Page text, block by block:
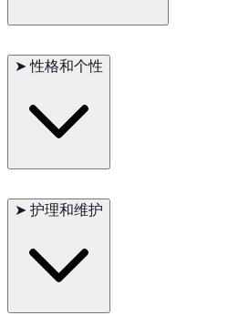
适应新环境和新面孔。曼岛猫需要大
➤ 性格和个性
喜欢与主人互动，但也能独自娱乐。
➤ 护理和维护